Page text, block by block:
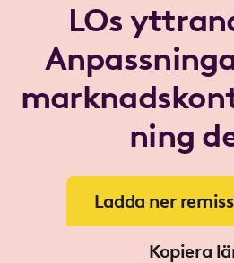
LOs
ning
Ladda ner
Kopiera